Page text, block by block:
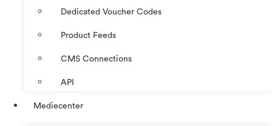
Dedicated Voucher Codes
Product Feeds
CMS Connections
API
Mediecenter